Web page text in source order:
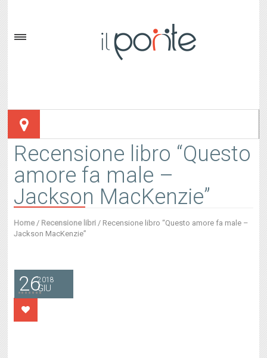
Recensione libro “Questo
amore fa male –
Jackson MacKenzie”
Home / Recensione libri / Recensione libro “Questo amore fa male –
Jackson MacKenzie”
262018
GIU